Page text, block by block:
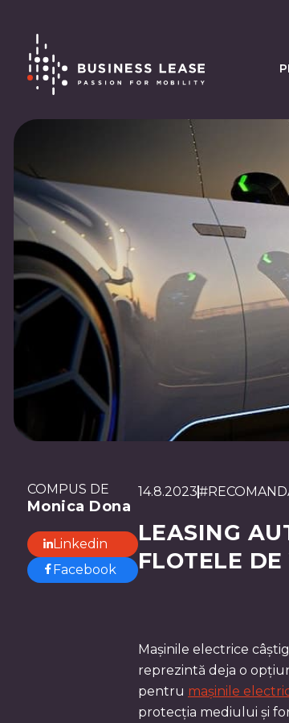
COMPUS DE
Monica Dona
Linkedin
Facebook
14.8.2023#
LEASING
FLOTELE
Mașinile electrice
reprezintă deja o
pentru mașinile
protecția mediului și